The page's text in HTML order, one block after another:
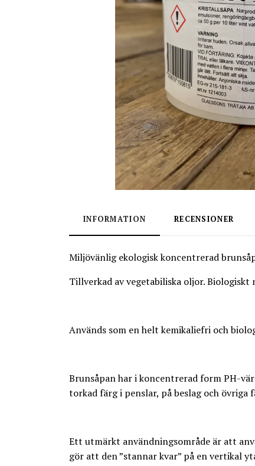
INFORMATION RECENSIONER
Miljövänlig ekologisk koncentrerad
Tillverkad av vegetabiliska oljor.
Används som en helt kemikaliefri och
Brunsåpan har i koncentrerad form PH-
torkad färg i penslar, på beslag och övriga
Ett utmärkt användningsområde är att
gör att den ”stannar kvar” på en vertikal